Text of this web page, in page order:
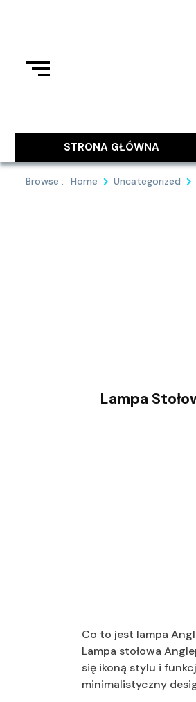
STRONA GŁÓWNA
Browse : Home Uncategorized
Lampa
Co to jest lampa
Lampa stołowa
się ikoną stylu i
minimalistyczny